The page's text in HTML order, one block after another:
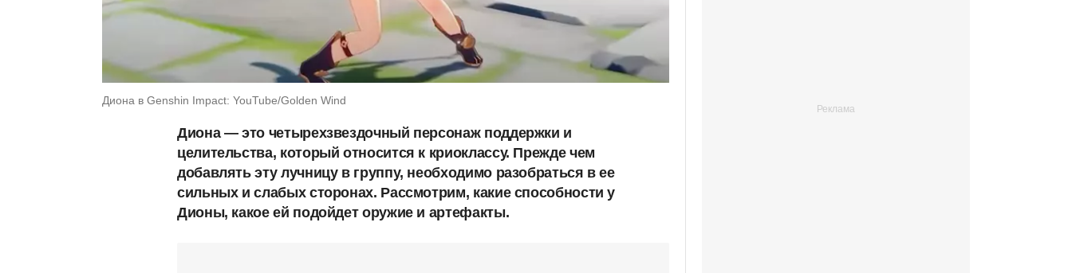
Диона в Genshin Impact: YouTube/Golden Wind
Диона — это четырехзвездочный персонаж поддержки и
целительства, который относится к криоклассу. Прежде чем
добавлять эту лучницу в группу, необходимо разобраться в ее
сильных и слабых сторонах. Рассмотрим, какие способности у
Дионы, какое ей подойдет оружие и артефакты.